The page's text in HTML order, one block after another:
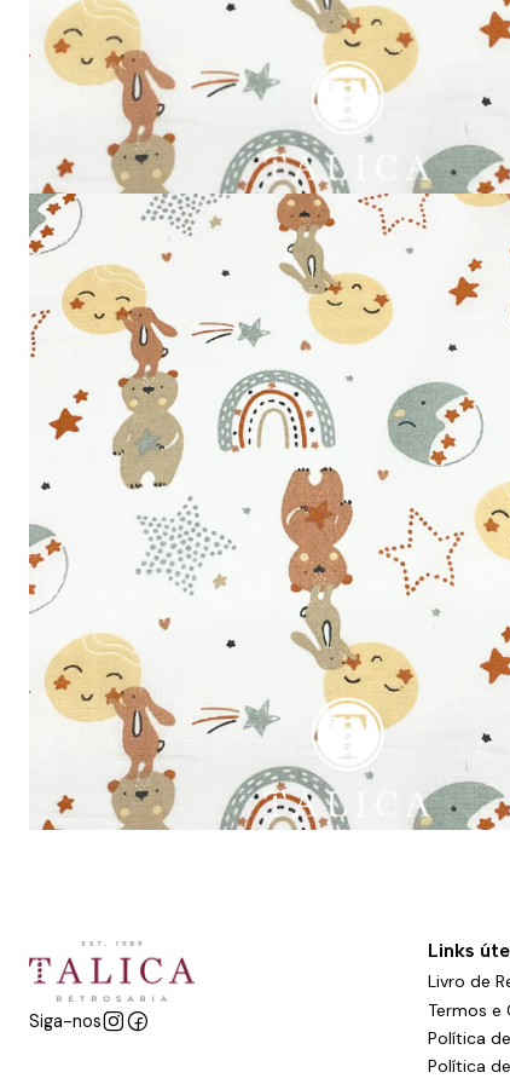
Siga-nos
Links
Livro de
Termos e
Política
Política